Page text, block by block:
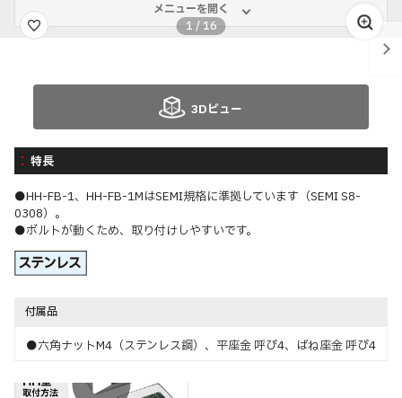
メニューを開く
1 /16
3Dビュー
特長
●HH-FB-1、HH-FB-1MはSEMI規格に準拠しています（SEMI S8-
0308）。
●ボルトが動くため、取り付けしやすいです。
付属品
●六角ナットM4（ステンレス鋼）、平座金 呼び4、ばね座金 呼び4